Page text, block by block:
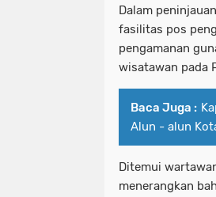
Dalam
fasilitas pos
pengamanan
wisatawan pada
Baca Juga :
Alun - alun
Ditemui
menerangkan